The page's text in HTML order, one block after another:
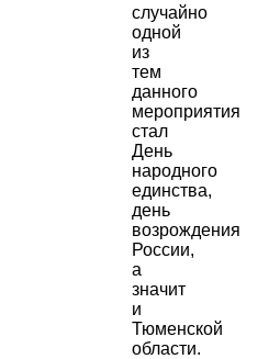
случайно
одной
из
тем
данного
мероприятия
стал
День
народного
единства,
день
возрождения
России,
а
значит
и
Тюменской
области.